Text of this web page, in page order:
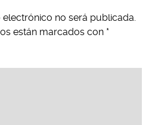
no será publicada.
están marcados con *